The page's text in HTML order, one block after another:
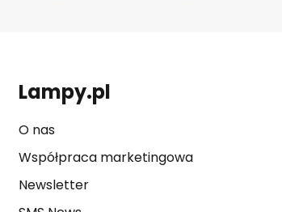
Lampy.pl
O nas
Współpraca marketingowa
Newsletter